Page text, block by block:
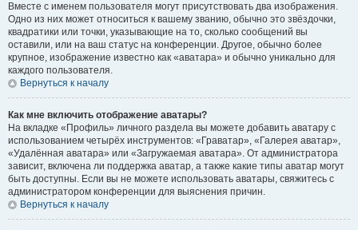
Вместе с именем пользователя могут присутствовать два изображения.
Одно из них может относиться к вашему званию, обычно это звёздочки,
квадратики или точки, указывающие на то, сколько сообщений вы
оставили, или на ваш статус на конференции. Другое, обычно более
крупное, изображение известно как «аватара» и обычно уникально для
каждого пользователя.
Вернуться к началу
Как мне включить отображение аватары?
На вкладке «Профиль» личного раздела вы можете добавить аватару с
использованием четырёх инструментов: «Граватар», «Галерея аватар»,
«Удалённая аватара» или «Загружаемая аватара». От администратора
зависит, включена ли поддержка аватар, а также какие типы аватар могут
быть доступны. Если вы не можете использовать аватары, свяжитесь с
администратором конференции для выяснения причин.
Вернуться к началу